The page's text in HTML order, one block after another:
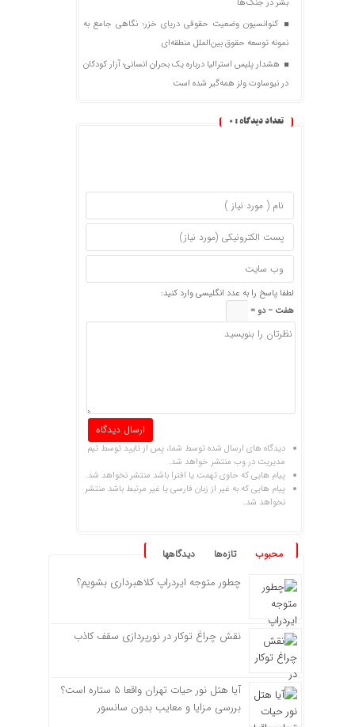
بشر در جنگ‌ها
کنوانسیون وضعیت حقوقی دریای خزر؛ نگاهی جامع به
نمونه توسعه حقوق بین‌الملل منطقه‌ای
هشدار پلیس استرالیا درباره یک بحران انسانی؛ آزار کودکان
در نیوساوت ولز همه‌گیر شده است
تعداد دیدگاه : 0
لطفا پاسخ را به عدد انگلیسی وارد کنید:
هفت − دو =
دیدگاه های ارسال شده توسط شما، پس از تایید توسط تیم
مدیریت در وب منتشر خواهد شد.
پیام هایی که حاوی تهمت یا افترا باشد منتشر نخواهد شد.
پیام هایی که به غیر از زبان فارسی یا غیر مرتبط باشد منتشر
نخواهد شد.
محبوب تازه‌ها دیدگاهها
چطور متوجه ایردراپ کلاهبرداری بشویم؟
نقش چراغ توکار در نورپردازی سقف کاذب
آیا هتل نور حیات تهران واقعا ۵ ستاره است؟
بررسی مزایا و معایب بدون سانسور